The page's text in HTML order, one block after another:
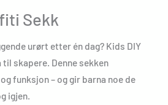
Sekk
urørt etter én dag? Kids DIY
skapere. Denne sekken
funksjon – og gir barna noe de
igjen.